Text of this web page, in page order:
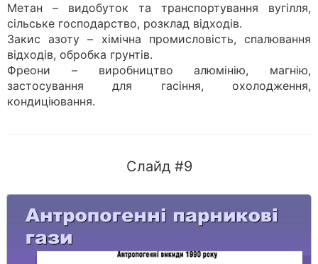
Метан – видобуток та транспортування вугілля,
сільське господарство, розклад відходів.
Закис азоту – хімічна промисловість, спалювання
відходів, обробка грунтів.
Фреони – виробництво алюмінію, магнію,
застосування для гасіння, охолодження,
кондиціювання.
Слайд #9